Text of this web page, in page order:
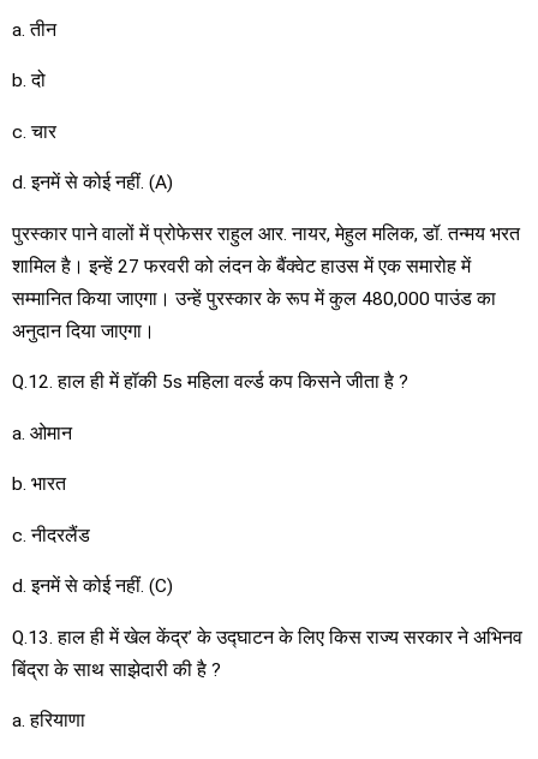
a. तीन
b. दो
c. चार
d. इनमें से कोई नहीं. (A)
पुरस्कार पाने वालों में प्रोफेसर राहुल आर. नायर, मेहुल मलिक, डॉ. तन्मय भरत
शामिल है। इन्हें 27 फरवरी को लंदन के बैंक्वेट हाउस में एक समारोह में
सम्मानित किया जाएगा। उन्हें पुरस्कार के रूप में कुल 480,000 पाउंड का
अनुदान दिया जाएगा।
Q.12. हाल ही में हॉकी 5s महिला वर्ल्ड कप किसने जीता है ?
a. ओमान
b. भारत
c. नीदरलैंड
d. इनमें से कोई नहीं. (C)
Q.13. हाल ही में खेल केंद्र’ के उद्घाटन के लिए किस राज्य सरकार ने अभिनव
बिंद्रा के साथ साझेदारी की है ?
a. हरियाणा